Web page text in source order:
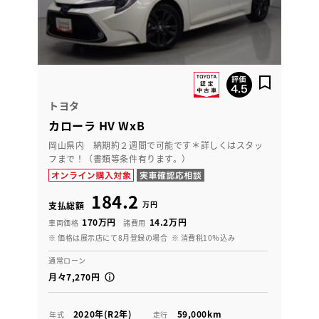
トヨタ
カローラ HV WxB
岡山県内 納期約２週間で可能です＊詳しくはスタッ
フまで！（書類等条件有ります。）
支払総額 184.2 万円
車両価格 170万円 諸費用 14.2万円
※ 価格は展示店にて8月登録の場合 ※ 消費税10％込み
通常ローン
月々7,270円
年式 2020年(R2年) 走行 59,000km